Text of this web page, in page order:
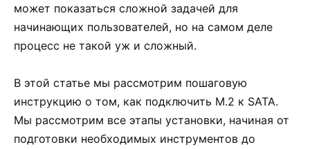
может показаться сложной задачей для
начинающих пользователей, но на самом деле
процесс не такой уж и сложный.
В этой статье мы рассмотрим пошаговую
инструкцию о том, как подключить M.2 к SATA.
Мы рассмотрим все этапы установки, начиная от
подготовки необходимых инструментов до